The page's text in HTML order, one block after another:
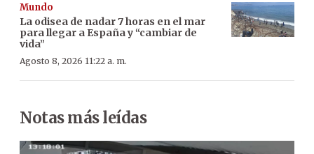
Mundo
La odisea de nadar 7 horas en el mar
para llegar a España y “cambiar de
vida”
Agosto 8, 2026 11:22 a. m.
Notas más leídas